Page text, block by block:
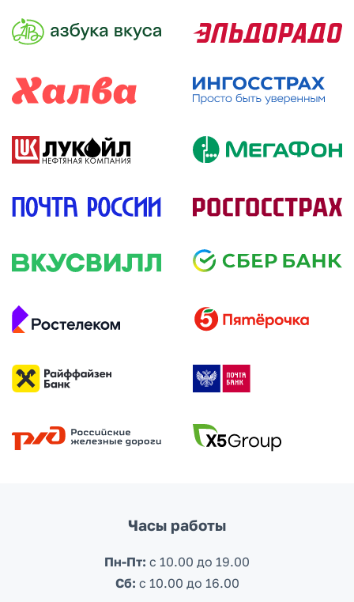
подробнее
Часы работы
Пн-Пт: с 10.00 до 19.00
Сб: c 10.00 до 16.00